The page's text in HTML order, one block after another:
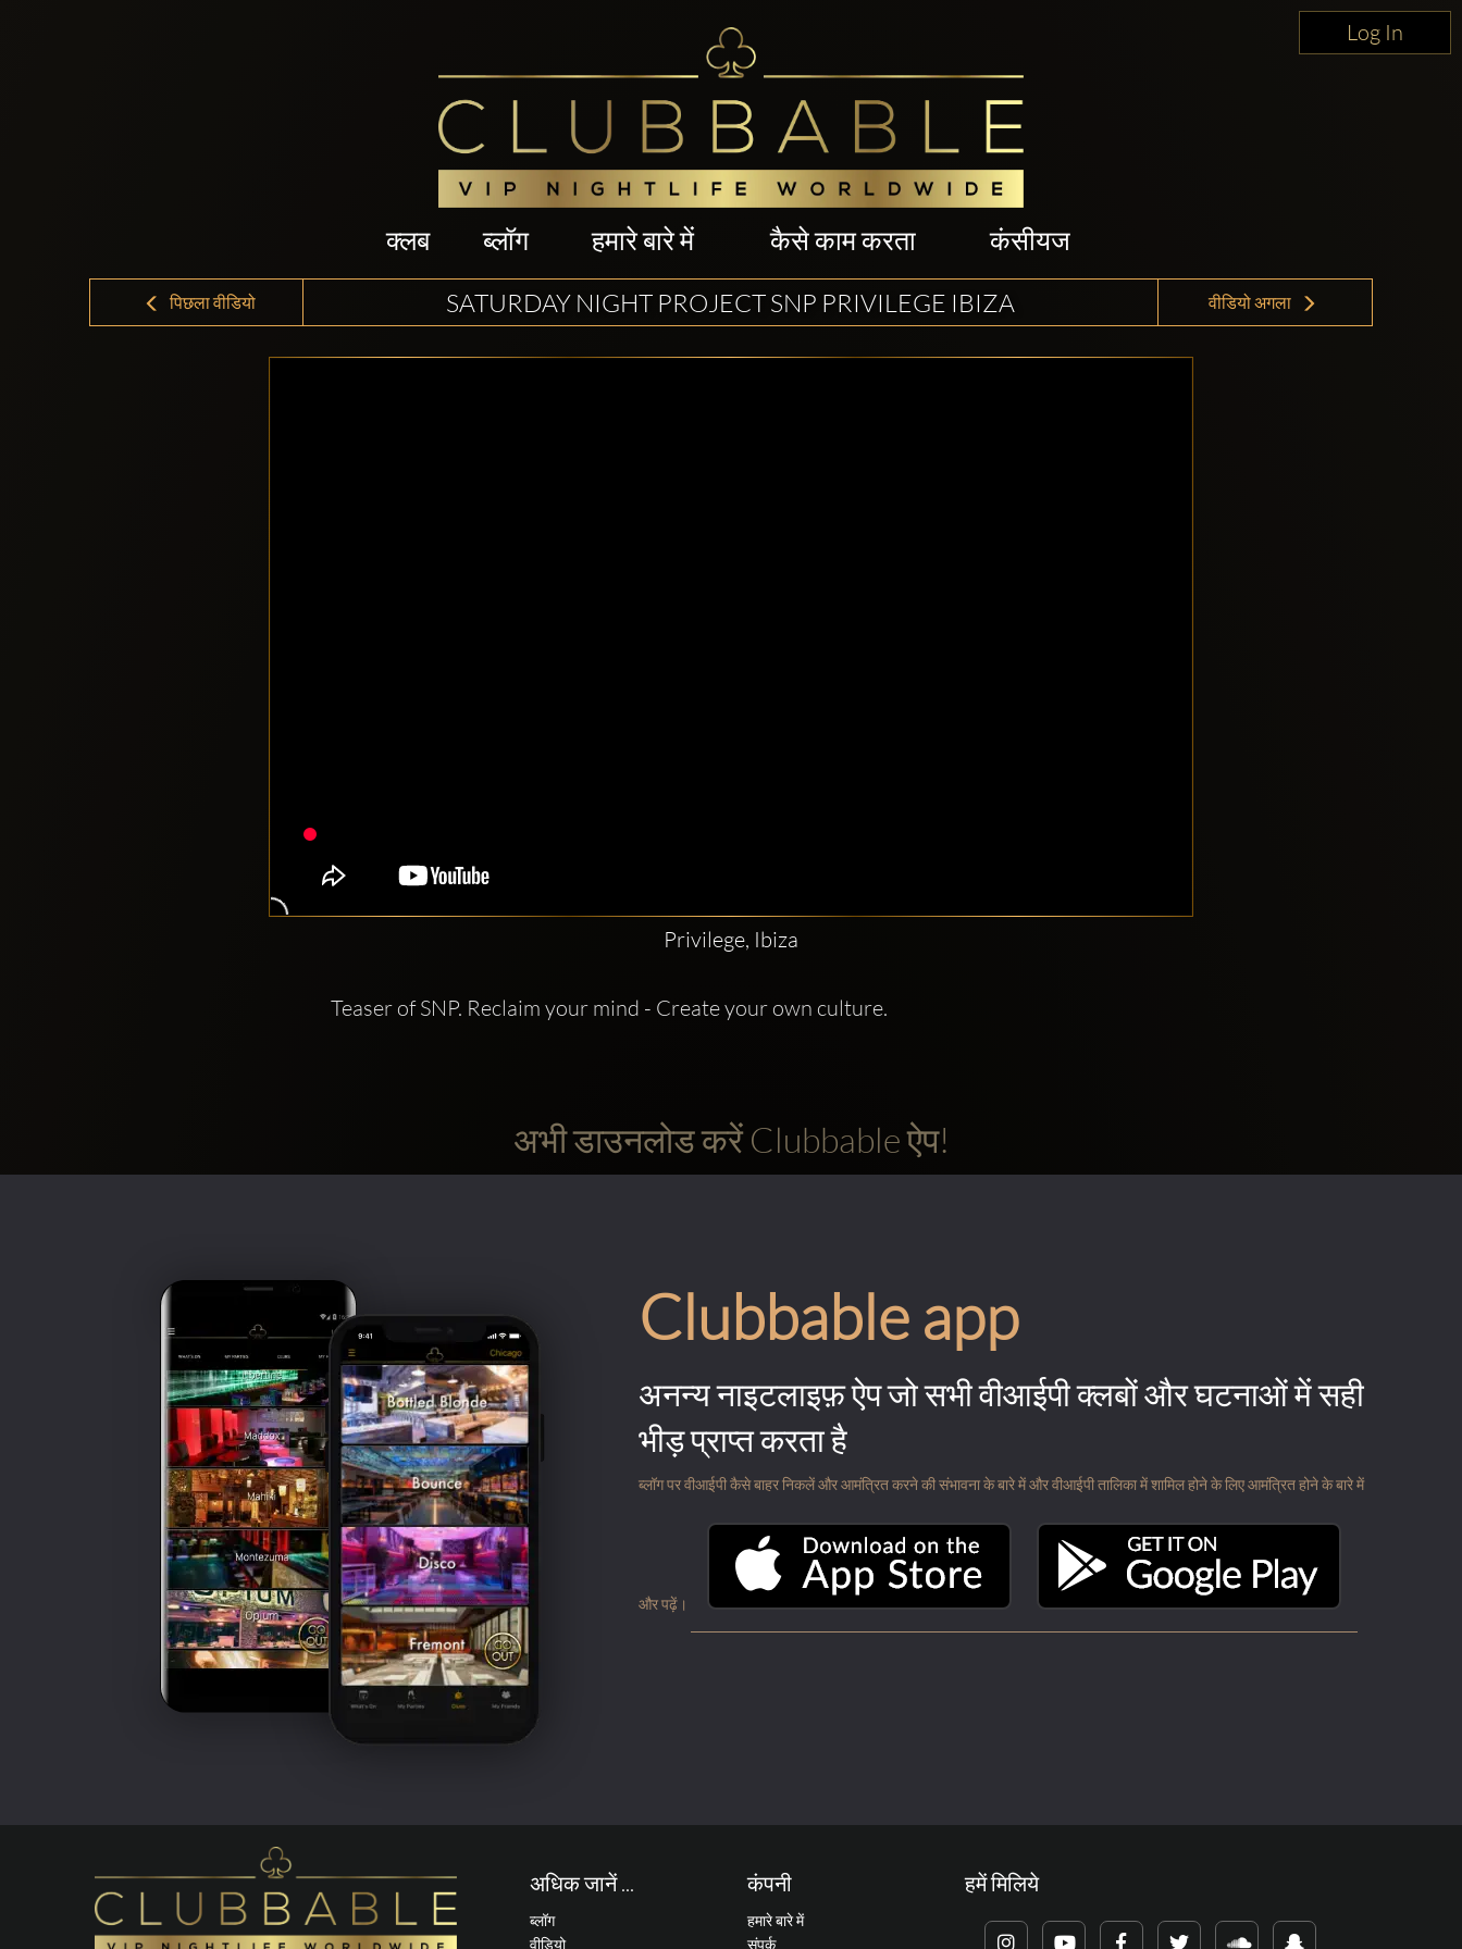
Log In
क्लब ब्लॉग हमारे बारे में कैसे काम करता कंसीयज
पिछला वीडियो SATURDAY NIGHT PROJECT SNP PRIVILEGE IBIZA वीडियो अगला
Privilege, Ibiza
Teaser of SNP. Reclaim your mind - Create your own culture.
अभी डाउनलोड करें Clubbable ऐप!
Clubbable app
अनन्य नाइटलाइफ़ ऐप जो सभी वीआईपी क्लबों और घटनाओं में सही
भीड़ प्राप्त करता है
ब्लॉग पर वीआईपी कैसे बाहर निकलें और आमंत्रित करने की संभावना के बारे में और वीआईपी तालिका में शामिल होने के लिए आमंत्रित होने के बारे में
और पढ़ें।
अधिक जानें ...
ब्लॉग
वीडियो
कंपनी
हमारे बारे में
संपर्क
हमें मिलिये